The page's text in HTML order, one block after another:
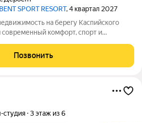
SPORT RESORT, 4 квартал 2027
современный комфорт, спорт и
современных
Позвонить
студия 3 этаж из 6